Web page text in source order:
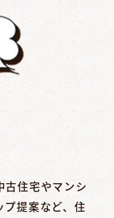
古住宅やマンシ
プ提案など、住